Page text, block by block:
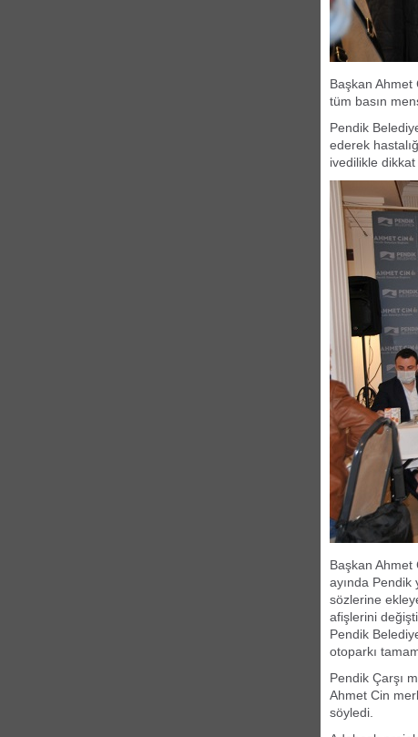
Başkan Ahmet
tüm basın
Pendik
ederek
ivedilikle
Başkan Ahmet
ayında Pendik
sözlerine
afişlerini
Pendik
otoparkı
Pendik Çarşı
Ahmet Cin
söyledi.